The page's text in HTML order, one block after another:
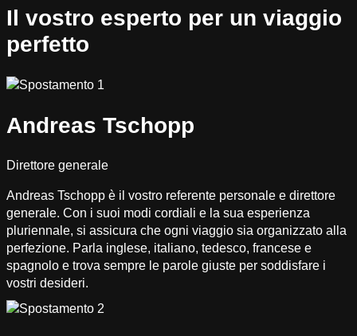
Il vostro esperto per un viaggio
perfetto
Andreas Tschopp
Direttore generale
Andreas Tschopp è il vostro referente personale e direttore
generale. Con i suoi modi cordiali e la sua esperienza
pluriennale, si assicura che ogni viaggio sia organizzato alla
perfezione. Parla inglese, italiano, tedesco, francese e
spagnolo e trova sempre le parole giuste per soddisfare i
vostri desideri.